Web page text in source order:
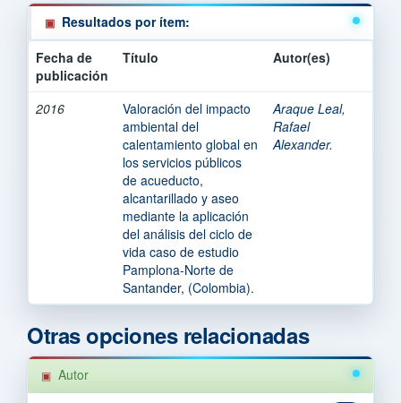
Resultados por ítem:
Fecha de
publicación
Título Autor(es)
2016
Valoración del impacto
ambiental del
calentamiento global en
los servicios públicos
de acueducto,
alcantarillado y aseo
mediante la aplicación
del análisis del ciclo de
vida caso de estudio
Pamplona-Norte de
Santander, (Colombia).
Araque Leal,
Rafael
Alexander.
Otras opciones relacionadas
Autor